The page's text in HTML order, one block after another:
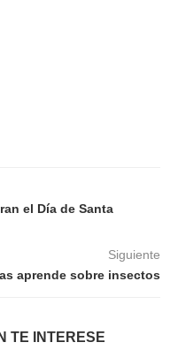
el Día de Santa
Siguiente
aprende sobre insectos
TE INTERESE